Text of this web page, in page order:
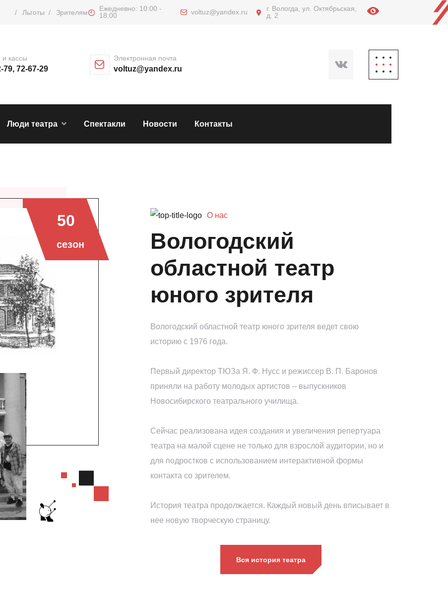
/ Льготы / Зрителям
Ежедневно: 10:00 -
18:00
voltuz@yandex.ru
г. Вологда, ул. Октябрьская,
д. 2
кассы
79, 72-67-29
Электронная почта
voltuz@yandex.ru
Люди театра Спектакли Новости Контакты
50
сезон
О нас
Вологодский
областной театр
юного зрителя
Вологодский областной театр юного зрителя ведет свою
историю с 1976 года.
Первый директор ТЮЗа Я. Ф. Нусс и режиссер В. П. Баронов
приняли на работу молодых артистов – выпускников
Новосибирского театрального училища.
Сейчас реализована идея создания и увеличения репертуара
театра на малой сцене не только для взрослой аудитории, но и
для подростков с использованием интерактивной формы
контакта со зрителем.
История театра продолжается. Каждый новый день вписывает в
нее новую творческую страницу.
Вся история театра